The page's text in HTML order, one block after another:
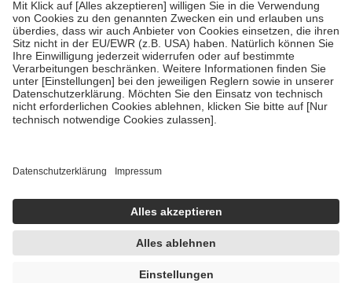
fallenkeine Zuzahlungenan bei:
• Kindern und Jugendlichen bis zum vollendeten 18. Lebensjahr
mit Ausnahme der Fahrkosten
• Untersuchungen zur Vorsorge und Früherkennung, die von der
GKV getragen werden
• empfohlenen Schutzimpfungen
• Harn- und Blutteststreifen
getroffen, um sicherzustellen, dass es sich um echte Bewertungen
https://help.etrusted.com/hc/de/articles/4419944605341
Einige Bilder und Inhalte wurden unter Zuhilfenahme künstlicher